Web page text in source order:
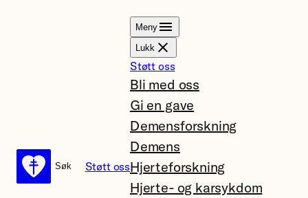
Søk
Søk Støtt oss
Meny
Lukk
Støtt oss
Bli med oss
Gi en gave
Demensforskning
Demens
Hjerteforskning
Hjerte- og karsykdom